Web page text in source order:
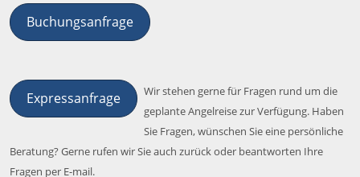
Buchungsanfrage
Expressanfrage
Wir stehen gerne für Fragen rund um die
geplante Angelreise zur Verfügung. Haben
Sie Fragen, wünschen Sie eine persönliche
Beratung? Gerne rufen wir Sie auch zurück oder beantworten Ihre
Fragen per E-mail.